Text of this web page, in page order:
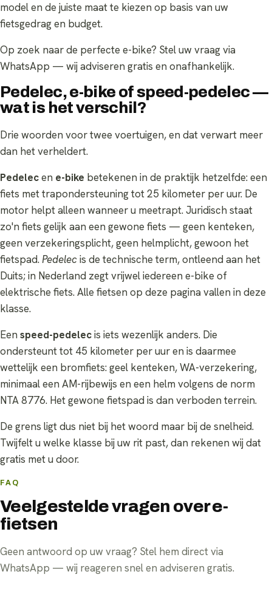
model en de juiste maat te kiezen op basis van uw
fietsgedrag en budget.
Op zoek naar de perfecte e-bike? Stel uw vraag via
WhatsApp — wij adviseren gratis en onafhankelijk.
Pedelec, e-bike of speed-pedelec —
wat is het verschil?
Drie woorden voor twee voertuigen, en dat verwart meer
dan het verheldert.
Pedelecen e-bike betekenen in de praktijk hetzelfde: een
fiets met trapondersteuning tot 25 kilometer per uur. De
motor helpt alleen wanneer u meetrapt. Juridisch staat
zo'n fiets gelijk aan een gewone fiets — geen kenteken,
geen verzekeringsplicht, geen helmplicht, gewoon het
fietspad.Pedelecis de technische term, ontleend aan het
Duits; in Nederland zegt vrijwel iedereen e-bike of
elektrische fiets. Alle fietsen op deze pagina vallen in deze
klasse.
Een speed-pedelecis iets wezenlijk anders. Die
ondersteunt tot 45 kilometer per uur en is daarmee
wettelijk een bromfiets: geel kenteken, WA-verzekering,
minimaal een AM-rijbewijs en een helm volgens de norm
NTA 8776. Het gewone fietspad is dan verboden terrein.
De grens ligt dus niet bij het woord maar bij de snelheid.
Twijfelt u welke klasse bij uw rit past, dan rekenen wij dat
gratis met u door.
FAQ
Veelgestelde vragen over e-
fietsen
Geen antwoord op uw vraag? Stel hem direct via
WhatsApp — wij reageren snel en adviseren gratis.